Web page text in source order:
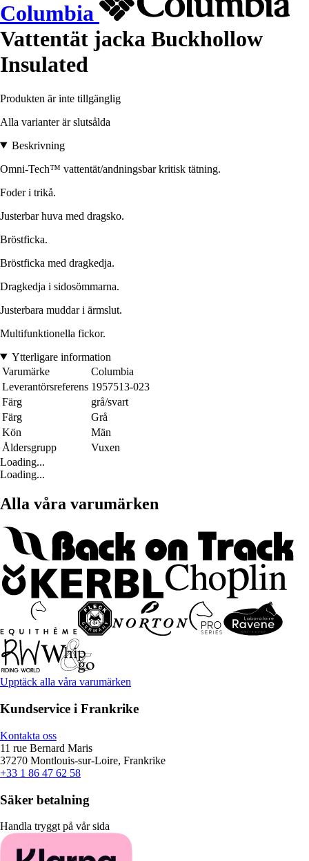
Columbia
Vattentät jacka Buckhollow
Insulated
Produkten är inte tillgänglig
Alla varianter är slutsålda
Beskrivning
Omni-Tech™ vattentät/andningsbar kritisk tätning.
Foder i trikå.
Justerbar huva med dragsko.
Bröstficka.
Bröstficka med dragkedja.
Dragkedja i sidosömmarna.
Justerbara muddar i ärmslut.
Multifunktionella fickor.
Ytterligare information
Varumärke
Columbia
Leverantörsreferens 1957513-023
Färg
grå/svart
Färg
Grå
Kön
Män
Åldersgrupp
Vuxen
Loading...
Loading...
Alla våra varumärken
Upptäck alla våra varumärken
Kundservice i Frankrike
Kontakta oss
11 rue Bernard Maris
37270 Montlouis-sur-Loire, Frankrike
+33 1 86 47 62 58
Säker betalning
Handla tryggt på vår sida